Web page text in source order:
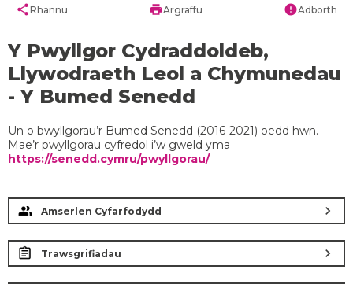
shareRhannu printArgraffu errorAdborth
Y Pwyllgor Cydraddoldeb,
Llywodraeth Leol a Chymunedau
- Y Bumed Senedd
Un o bwyllgorau’r Bumed Senedd (2016-2021) oedd hwn.
Mae’r pwyllgorau cyfredol i’w gweld yma
https://senedd.cymru/pwyllgorau/
Amserlen Cyfarfodydd chevron_right
Trawsgrifiadau chevron_right